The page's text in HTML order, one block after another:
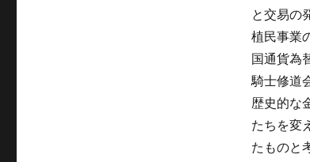
と交易の
植民事業
国通貨為
騎士修道
歴史的な
たちを変
たものと